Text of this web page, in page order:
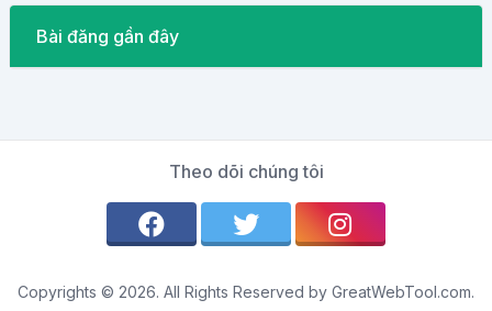
Bài đăng gần đây
Theo dõi chúng tôi
Copyrights © 2026. All Rights Reserved by GreatWebTool.com.